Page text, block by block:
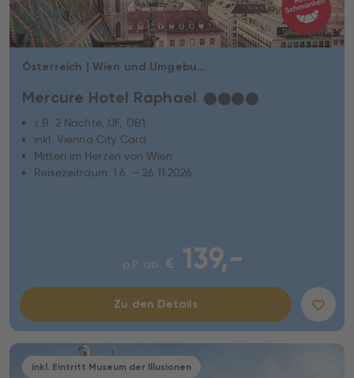
Österreich | Wien und Umgebung | Wien
Mercure Hotel Raphael ★★★★
z.B. 2 Nächte, ÜF, DB1
inkl. Vienna City Card
Mitten im Herzen von Wien
Reisezeitraum: 1.6. – 26.11.2026
p.P. ab € 139,-
Zu den Details
inkl. Eintritt Museum der Illusionen